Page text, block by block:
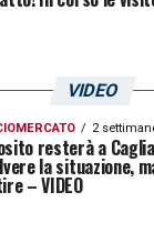
VIDEO
2
resterà a
la situazione,
– VIDEO